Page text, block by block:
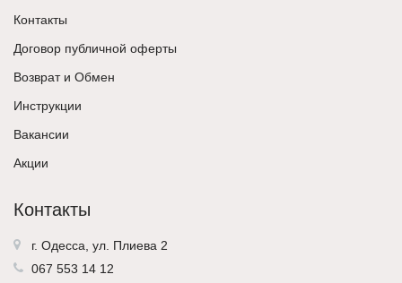
Контакты
Договор публичной оферты
Возврат и Обмен
Инструкции
Вакансии
Акции
Контакты
г. Одесса, ул. Плиева 2
067 553 14 12